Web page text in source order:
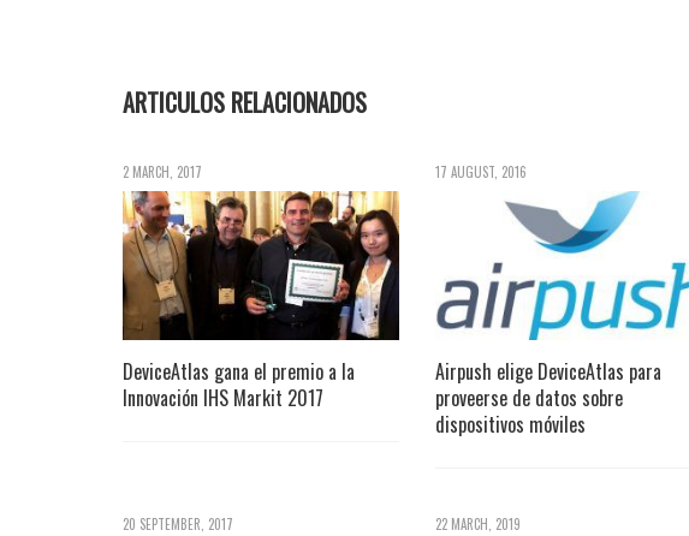
ARTICULOS RELACIONADOS
2 MARCH, 2017
DeviceAtlas gana el premio a la
Innovación IHS Markit 2017
17 AUGUST, 2016
Airpush elige DeviceAtlas para
proveerse de datos sobre
dispositivos móviles
20 SEPTEMBER, 2017 22 MARCH, 2019